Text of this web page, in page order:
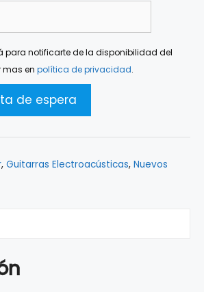
para notificarte de la disponibilidad del
mas en política de privacidad.
, Guitarras Electroacústicas, Nuevos